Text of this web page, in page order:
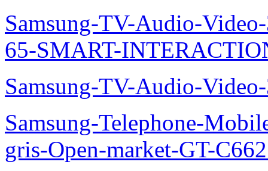
Samsung-TV-Audio-
65-SMART-
Samsung-TV-Audio-
Samsung-Telephone-
gris-Open-market-GT-